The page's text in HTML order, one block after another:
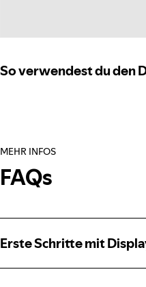
So verwendest du den
MEHR INFOS
FAQs
Erste Schritte mit
Erste Schritte mit